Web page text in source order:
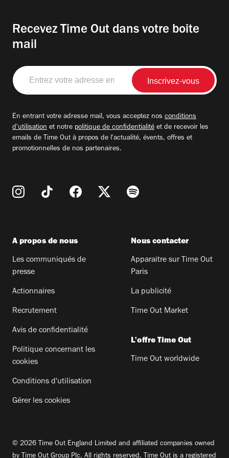
Recevez Time Out dans votre boite
mail
Entrez
votre
adresse
En entrant votre adresse mail, vous acceptez nos conditions
d'utilisation et notre politique de confidentialité et de recevoir les
emails de Time Out à propos de l'actualité, évents, offres et
promotionnelles de nos partenaires.
A propos de nous
Les communiqués de
presse
Actionnaires
Recrutement
Avis de confidentialité
Politique concernant les
cookies
Conditions d'utilisation
Gérer les cookies
Nous contacter
Apparaitre sur Time Out
Paris
La publicité
Time Out Market
L'offre Time Out
Time Out worldwide
© 2026 Time Out England Limited and affiliated companies owned
by Time Out Group Plc. All rights reserved. Time Out is a registered